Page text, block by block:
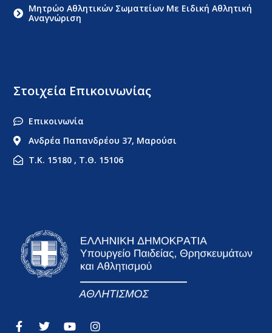
Στοιχεία Επικοινωνίας
Επικοινωνία
Ανδρέα Παπανδρέου 37, Μαρούσι
Τ.Κ. 15180 , Τ.Θ. 15106
Μητρώο Αθλητικών Σωματείων Με Ειδική Αθλητική
Αναγνώριση